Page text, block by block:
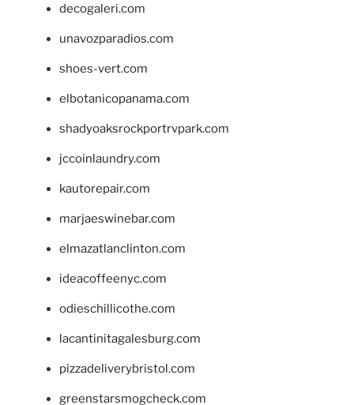
decogaleri.com
unavozparadios.com
shoes-vert.com
elbotanicopanama.com
shadyoaksrockportrvpark.com
jccoinlaundry.com
kautorepair.com
marjaeswinebar.com
elmazatlanclinton.com
ideacoffeenyc.com
odieschillicothe.com
lacantinitagalesburg.com
pizzadeliverybristol.com
greenstarsmogcheck.com